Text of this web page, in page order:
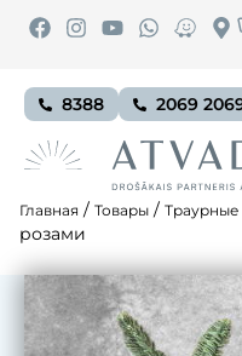
8388 2069
Главная / Товары / Траурные
розами